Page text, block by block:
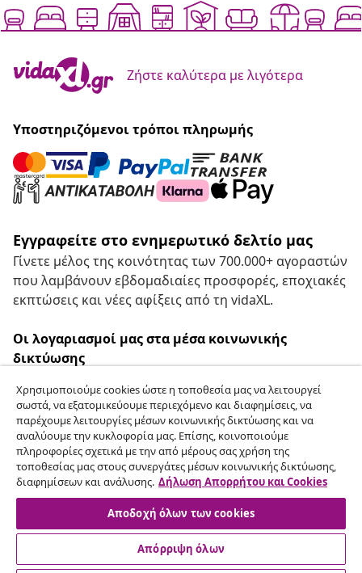
Ζήστε καλύτερα με λιγότερα
Υποστηριζόμενοι τρόποι πληρωμής
Εγγραφείτε στο ενημερωτικό δελτίο μας
Γίνετε μέλος της κοινότητας των 700.000+ αγοραστών
που λαμβάνουν εβδομαδιαίες προσφορές, εποχιακές
εκπτώσεις και νέες αφίξεις από τη vidaXL.
Οι λογαριασμοί μας στα μέσα κοινωνικής
δικτύωσης
Υπαναχώρηση από τη σύμβαση
Υποβάλετε αίτημα υπαναχώρησης για την
παραγγελία σας.
Υπαναχώρηση από τη σύμβαση
Χρησιμοποιούμε cookies ώστε η τοποθεσία μας να λειτουργεί
σωστά, να εξατομικεύουμε περιεχόμενο και διαφημίσεις, να
παρέχουμε λειτουργίες μέσων κοινωνικής δικτύωσης και να
αναλύουμε την κυκλοφορία μας. Επίσης, κοινοποιούμε
πληροφορίες σχετικά με την από μέρους σας χρήση της
τοποθεσίας μας στους συνεργάτες μέσων κοινωνικής δικτύωσης,
διαφημίσεων και ανάλυσης. Δήλωση Απορρήτου και Cookies
Αποδοχή όλων των cookies
Απόρριψη όλων